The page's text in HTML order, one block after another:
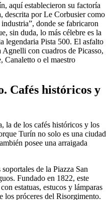
aquí establecieron su factoría
descrita por Le Corbusier como
donde se fabricaron
sin duda, lo más célebre es la
legendaria Pista 500. El asfalto
con cuadros de Picasso,
Canaletto o el maestro
Cafés históricos y
la de los cafés históricos y los
Turín no solo es una ciudad
posee una arraigada
de la Piazza San
Fundado en 1822, este
estatuas, estucos y lámparas
los próceres del Risorgimento.